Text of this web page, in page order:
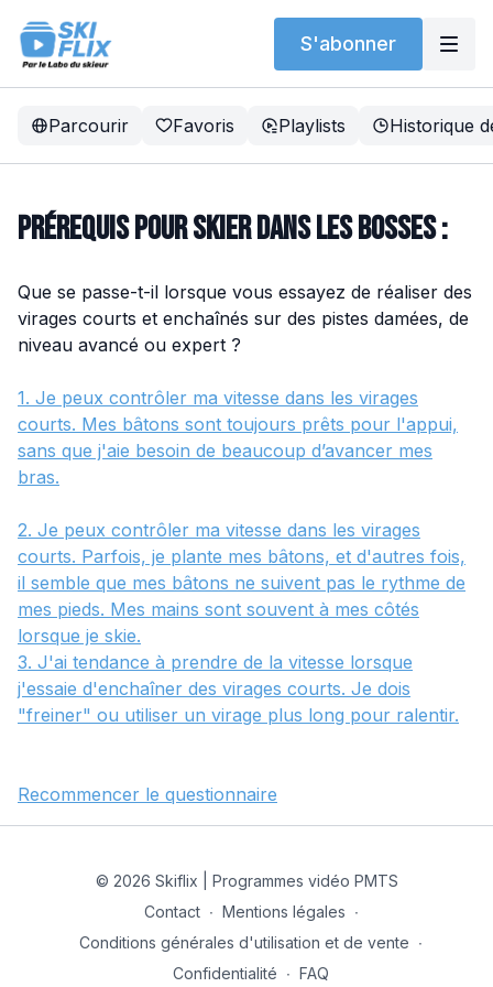
S'abonner
Parcourir Favoris Playlists Historique
Prérequis pour Skier dans les Bosses :
Que se passe-t-il lorsque vous essayez de réaliser des
virages courts et enchaînés sur des pistes damées, de
niveau avancé ou expert ?
1. Je peux contrôler ma vitesse dans les virages
courts. Mes bâtons sont toujours prêts pour l'appui,
sans que j'aie besoin de beaucoup d’avancer mes
bras.
2. Je peux contrôler ma vitesse dans les virages
courts. Parfois, je plante mes bâtons, et d'autres fois,
il semble que mes bâtons ne suivent pas le rythme de
mes pieds. Mes mains sont souvent à mes côtés
lorsque je skie.
3. J'ai tendance à prendre de la vitesse lorsque
j'essaie d'enchaîner des virages courts. Je dois
"freiner" ou utiliser un virage plus long pour ralentir.
Recommencer le questionnaire
© 2026 Skiflix | Programmes vidéo PMTS
Contact ∙ Mentions légales ∙
Conditions générales d'utilisation et de vente ∙
Confidentialité ∙ FAQ